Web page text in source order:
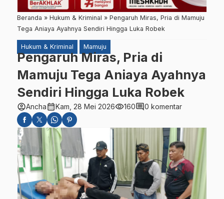
Beranda » Hukum & Kriminal » Pengaruh Miras, Pria di Mamuju
Tega Aniaya Ayahnya Sendiri Hingga Luka Robek
Hukum & Kriminal Mamuju
Pengaruh Miras, Pria di
Mamuju Tega Aniaya Ayahnya
Sendiri Hingga Luka Robek
account_circleAnchacalendar_monthKam, 28 Mei 2026visibility160comment0 komentar